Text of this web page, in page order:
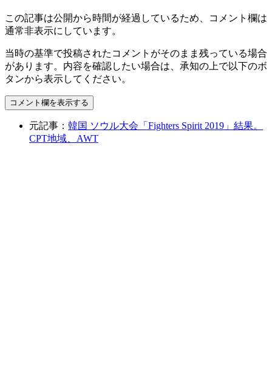
この記事は公開から時間が経過しているため、コメント欄は
通常非表示にしています。
当時の基準で投稿されたコメントがそのまま残っている場合
があります。内容を確認したい場合は、承知の上で以下のボ
タンから表示してください。
コメント欄を表示する
元記事： 韓国 ソウル大会「Fighters Spirit 2019」結果。
CPT地域、AWT